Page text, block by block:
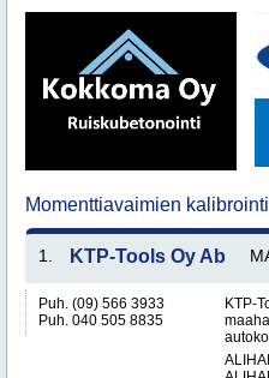
Momenttiavaimien kalibrointi
1. KTP-Tools Oy Ab
Puh. (09) 566 3933
Puh. 040 505 8835
KTP-